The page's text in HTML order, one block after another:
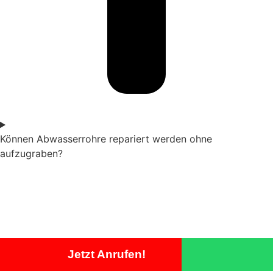
Können Abwasserrohre repariert werden ohne
aufzugraben?
Jetzt Anrufen!